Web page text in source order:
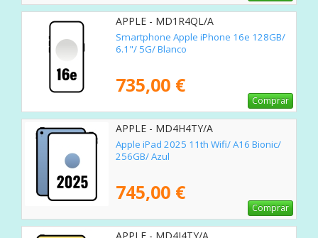
APPLE - MD1R4QL/A
Smartphone Apple iPhone 16e 128GB/
6.1"/ 5G/ Blanco
735,00 €
Comprar
APPLE - MD4H4TY/A
Apple iPad 2025 11th Wifi/ A16 Bionic/
256GB/ Azul
745,00 €
Comprar
APPLE - MD4J4TY/A